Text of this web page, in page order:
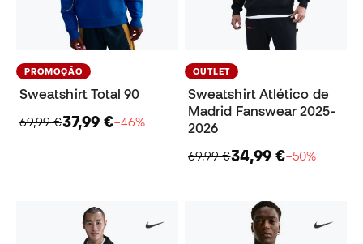
PROMOÇÃO
Sweatshirt Total 90
69,99 €37,99 €−46%
OUTLET
Sweatshirt Atlético de
Madrid Fanswear 2025-
2026
69,99 €34,99 €−50%